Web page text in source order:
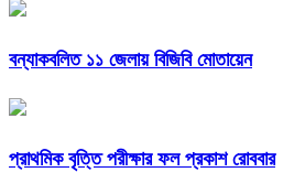
বন্যাকবলিত ১১ জেলায় বিজিবি মোতায়েন
প্রাথমিক বৃত্তি পরীক্ষার ফল প্রকাশ রোববার